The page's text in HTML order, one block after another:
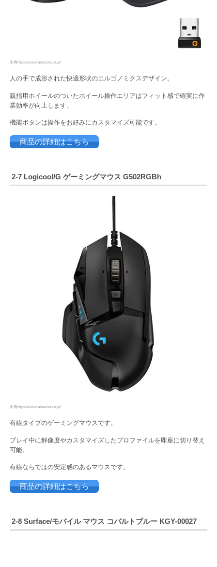
出典https://www.amazon.co.jp/
人の手で成形された快適形状のエルゴノミクスデザイン。
親指用ホイールのついたホイール操作エリアはフィット感で確実に作
業効率が向上します。
機能ボタンは操作をお好みにカスタマイズ可能です。
商品の詳細はこちら
2-7 Logicool/G ゲーミングマウス G502RGBh
出典https://www.amazon.co.jp/
有線タイプのゲーミングマウスです。
プレイ中に解像度やカスタマイズしたプロファイルを即座に切り替え
可能。
有線ならではの安定感のあるマウスです。
商品の詳細はこちら
2-8 Surface/モバイル マウス コバルトブルー KGY-00027